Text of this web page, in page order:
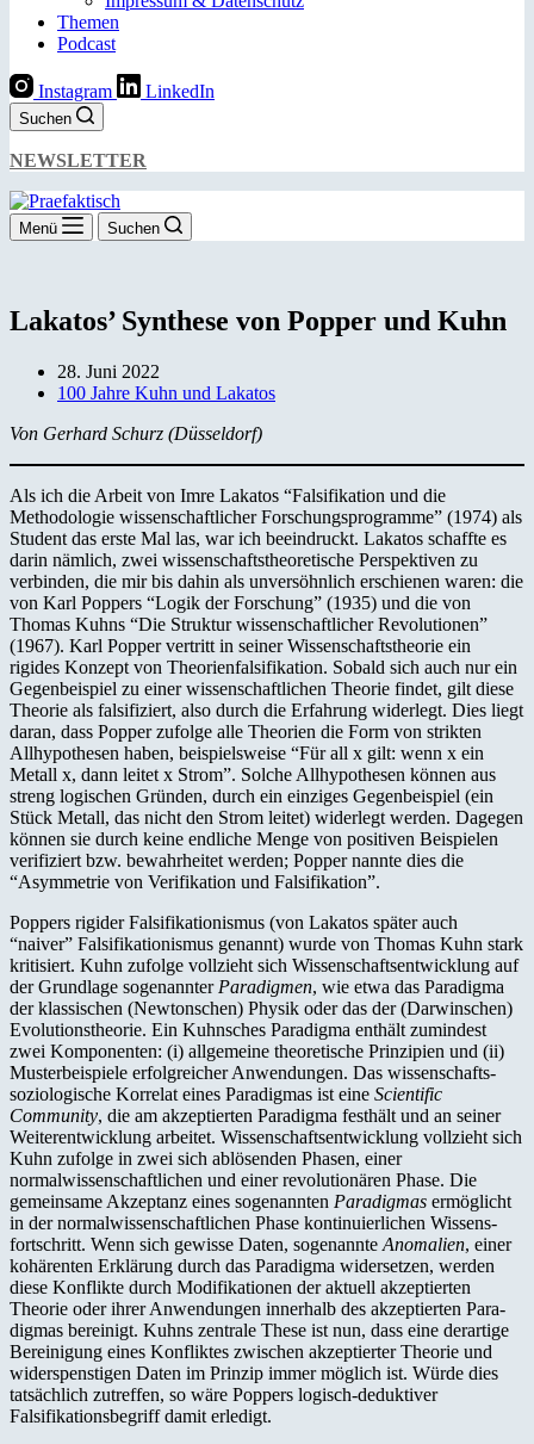
Themen
Podcast
Instagram LinkedIn
Suchen
NEWSLETTER
Menü Suchen
Lakatos’ Synthese von Popper und Kuhn
28. Juni 2022
100 Jahre Kuhn und Lakatos
Von Gerhard Schurz (Düsseldorf)
Als ich die Arbeit von Imre Lakatos “Falsifikation und die
Methodologie wissenschaftlicher Forschungsprogramme” (1974) als
Student das erste Mal las, war ich beeindruckt. Lakatos schaffte es
darin nämlich, zwei wissenschaftstheoretische Perspektiven zu
verbinden, die mir bis dahin als unversöhnlich erschienen waren: die
von Karl Poppers “Logik der Forschung” (1935) und die von
Thomas Kuhns “Die Struktur wissenschaftlicher Revolutionen”
(1967). Karl Popper vertritt in seiner Wissenschaftstheorie ein
rigides Konzept von Theorienfalsifikation. Sobald sich auch nur ein
Gegenbeispiel zu einer wissenschaftlichen Theorie findet, gilt diese
Theorie als falsifiziert, also durch die Erfahrung widerlegt. Dies liegt
daran, dass Popper zufolge alle Theorien die Form von strikten
Allhypothesen haben, beispielsweise “Für all x gilt: wenn x ein
Metall x, dann leitet x Strom”. Solche Allhypothesen können aus
streng logischen Gründen, durch ein einziges Gegenbeispiel (ein
Stück Metall, das nicht den Strom leitet) widerlegt werden. Dagegen
können sie durch keine endliche Menge von positiven Beispielen
verifiziert bzw. bewahrheitet werden; Popper nannte dies die
“Asymmetrie von Verifikation und Falsifikation”.
Poppers rigider Falsifikationismus (von Lakatos später auch
“naiver” Falsifikationismus genannt) wurde von Thomas Kuhn stark
kritisiert. Kuhn zufolge vollzieht sich Wissenschaftsentwicklung auf
der Grundlage sogenannter Paradigmen, wie etwa das Paradigma
der klassischen (New­tonschen) Physik oder das der (Darwinschen)
Evolutionstheorie. Ein Kuhnsches Paradigma enthält zumindest
zwei Komponenten: (i) allgemeine theoretische Prinzipien und (ii)
Musterbeispiele erfolgreicher Anwendungen. Das wissenschafts­
soziolo­gische Korrelat eines Paradigmas ist eine Scientific
Community, die am akzeptierten Paradigma festhält und an seiner
Weiterentwicklung arbeitet. Wissenschaftsentwicklung vollzieht sich
Kuhn zufolge in zwei sich ablösenden Phasen, einer
normalwissenschaftlichen und einer revolutionären Phase. Die
gemeinsame Akzeptanz eines sogenannten Paradigmas er­möglicht
in der normalwissen­schaftlichen Phase kontinuier­lichen Wissens­
fortschritt. Wenn sich gewisse Daten, sogenannte Anomalien, einer
kohä­renten Erklärung durch das Paradigma wider­setzen, werden
diese Kon­flikte durch Modifikationen der aktuell akzeptierten
Theorie oder ihrer Anwendungen innerhalb des akzeptierten Para­
digmas be­reinigt. Kuhns zentrale These ist nun, dass eine derartige
Bereinigung eines Konfliktes zwischen akzeptierter Theorie und
widerspenstigen Daten im Prinzip immer möglich ist. Würde dies
tatsächlich zutreffen, so wäre Poppers logisch-deduktiver
Falsifikationsbegriff damit erledigt.